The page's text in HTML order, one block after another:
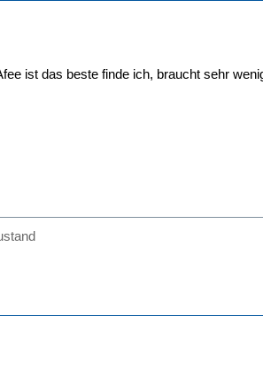
ist das beste finde ich, braucht sehr